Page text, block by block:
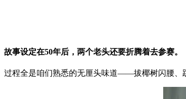
故事设定在50年后，两个老头还要折腾着去参赛。
过程全是咱们熟悉的无厘头味道——拔椰树闪腰、